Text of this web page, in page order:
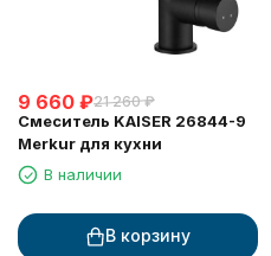
9 660 ₽21 260 ₽
Смеситель KAISER 26844-9
Merkur для кухни
В наличии
В корзину